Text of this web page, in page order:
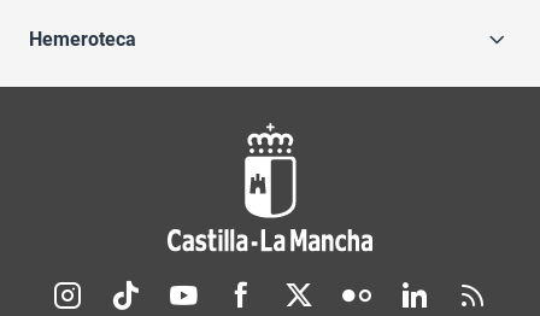
Hemeroteca
Redes sociales JCCM